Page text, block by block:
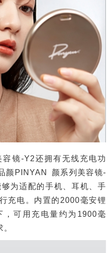
镜-Y2还拥有无线充电功
颜PINYAN 颜系列美容镜-
为适配的手机、耳机、手
充电。内置的2000毫安锂
，可用充电量约为1900毫